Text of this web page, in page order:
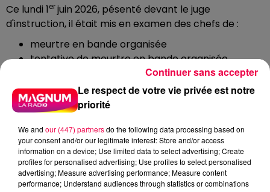
Ce lundi 1erjuin 2026, pésenté devant le juge
d'instruction, il était mis en examen des chefs de :
meurtre en bande organisée
tentative de meurtre en bande organisée
tentative de vol en bande organisée avec arme
vol en bande organisée
participation à une association de malfaiteurs en
vue de la commission d'un crime
À l'issue de cette comparution, il était placé en
détention provisoire.
LES COAUTEURS TOUJOURS
RECHERCHÉS
Le respect de votre vie privée est notre
priorité
We and our (447) partnersdo the following data processing based on
your consent and/or our legitimate interest: Store and/or access
information on a device; Use limited data to select advertising; Create
profiles for personalised advertising; Use profiles to select personalised
advertising; Measure advertising performance; Measure content
performance; Understand audiences through statistics or combinations
Continuer sans accepter